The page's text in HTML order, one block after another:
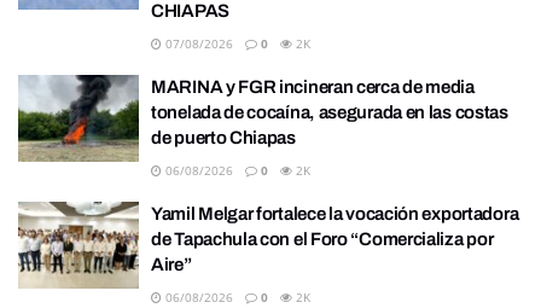
CHIAPAS
07/08/2026 0 2K
MARINA y FGR incineran cerca de media
tonelada de cocaína, asegurada en las costas
de puerto Chiapas
06/08/2026 0 2K
Yamil Melgar fortalece la vocación exportadora
de Tapachula con el Foro “Comercializa por
Aire”
06/08/2026 0 2K